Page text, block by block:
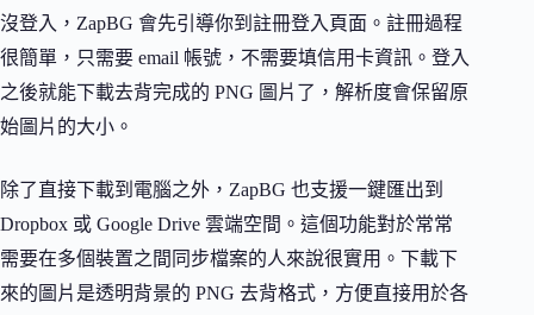
沒登入，ZapBG 會先引導你到註冊登入頁面。註冊過程
很簡單，只需要 email 帳號，不需要填信用卡資訊。登入
之後就能下載去背完成的 PNG 圖片了，解析度會保留原
始圖片的大小。
除了直接下載到電腦之外，ZapBG 也支援一鍵匯出到
Dropbox 或 Google Drive 雲端空間。這個功能對於常常
需要在多個裝置之間同步檔案的人來說很實用。下載下
來的圖片是透明背景的 PNG 去背格式，方便直接用於各